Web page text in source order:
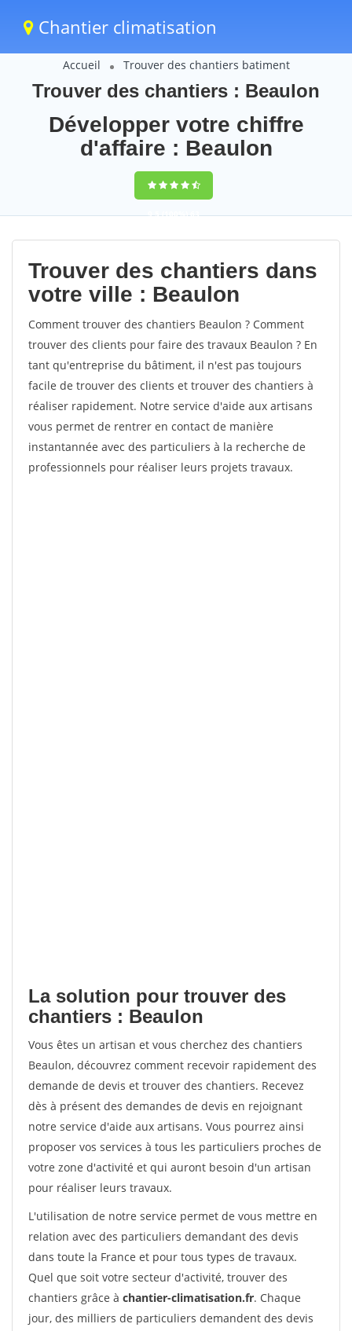
Chantier climatisation
Accueil Trouver des chantiers batiment
Trouver des chantiers : Beaulon
Développer votre chiffre
d'affaire : Beaulon
9,5(100%)63
votes
Trouver des chantiers dans
votre ville : Beaulon
Comment trouver des chantiers Beaulon ? Comment
trouver des clients pour faire des travaux Beaulon ? En
tant qu'entreprise du bâtiment, il n'est pas toujours
facile de trouver des clients et trouver des chantiers à
réaliser rapidement. Notre service d'aide aux artisans
vous permet de rentrer en contact de manière
instantannée avec des particuliers à la recherche de
professionnels pour réaliser leurs projets travaux.
La solution pour trouver des
chantiers : Beaulon
Vous êtes un artisan et vous cherchez des chantiers
Beaulon, découvrez comment recevoir rapidement des
demande de devis et trouver des chantiers. Recevez
dès à présent des demandes de devis en rejoignant
notre service d'aide aux artisans. Vous pourrez ainsi
proposer vos services à tous les particuliers proches de
votre zone d'activité et qui auront besoin d'un artisan
pour réaliser leurs travaux.
L'utilisation de notre service permet de vous mettre en
relation avec des particuliers demandant des devis
dans toute la France et pour tous types de travaux.
Quel que soit votre secteur d'activité, trouver des
chantiers grâce à chantier-climatisation.fr. Chaque
jour, des milliers de particuliers demandent des devis